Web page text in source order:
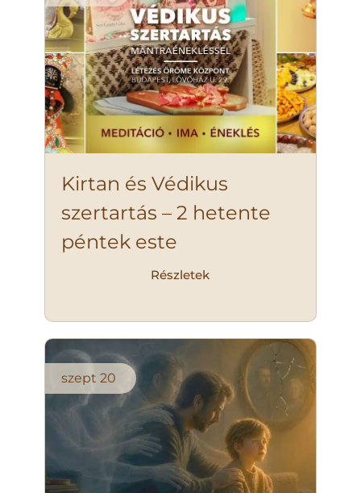
Kirtan és Védikus
szertartás – 2 hetente
péntek este
Részletek
szept 20